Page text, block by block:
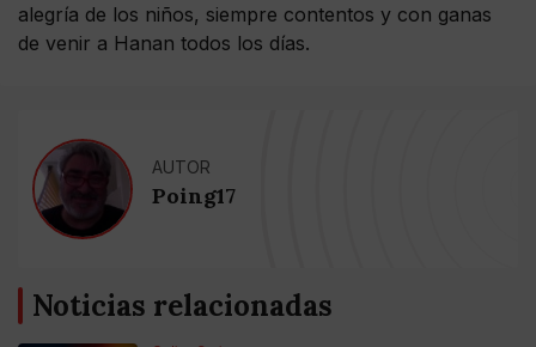
alegría de los niños, siempre contentos y con ganas
de venir a Hanan todos los días.
AUTOR
Poing17
Noticias relacionadas